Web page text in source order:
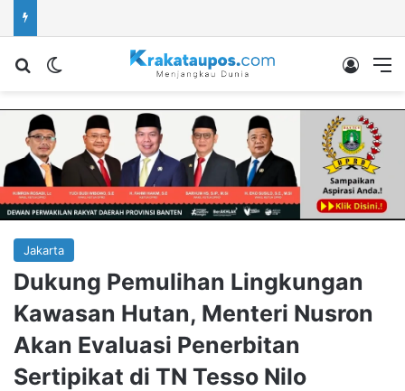
Cari berita...Switch skin Log In
Jakarta
Dukung Pemulihan Lingkungan
Kawasan Hutan, Menteri Nusron
Akan Evaluasi Penerbitan
Sertipikat di TN Tesso Nilo